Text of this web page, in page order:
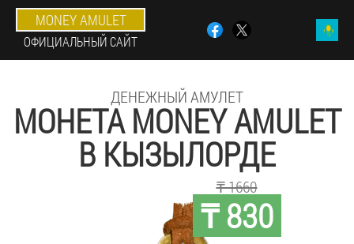
MONEY AMULET
ОФИЦИАЛЬНЫЙ САЙТ
ДЕНЕЖНЫЙ АМУЛЕТ
МОНЕТА MONEY AMULET
В КЫЗЫЛОРДЕ
₸ 830
₸ 1660